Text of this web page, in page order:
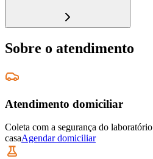
Sobre o atendimento
Atendimento domiciliar
Coleta com a segurança do
casaAgendar domiciliar